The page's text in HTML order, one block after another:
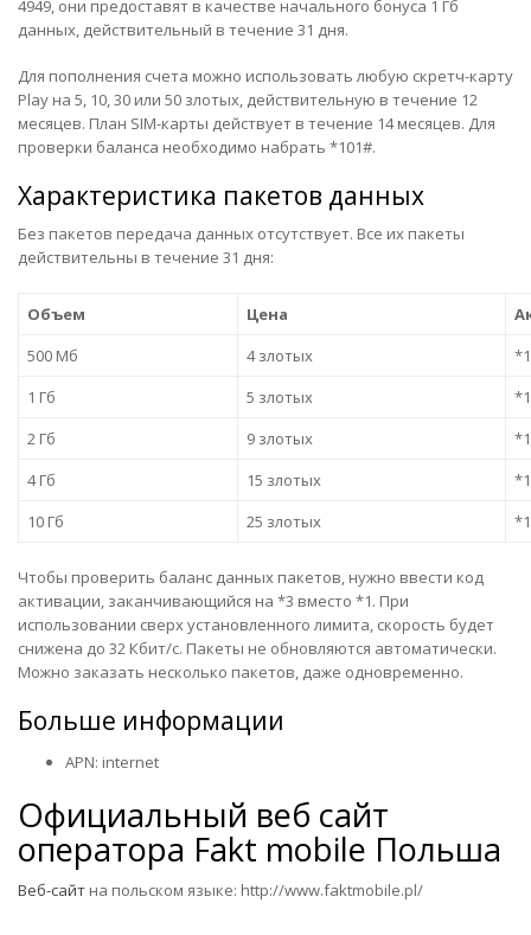
4949, они предоставят в качестве начального бонуса 1 Гб
данных, действительный в течение 31 дня.
Для пополнения счета можно использовать любую скретч-карту
Play на 5, 10, 30 или 50 злотых, действительную в течение 12
месяцев. План SIM-карты действует в течение 14 месяцев. Для
проверки баланса необходимо набрать *101#.
Характеристика пакетов данных
Без пакетов передача данных отсутствует. Все их пакеты
действительны в течение 31 дня:
Объем Цена
500 Мб
4 злотых
1 Гб
5 злотых
2 Гб
9 злотых
4 Гб
15 злотых
10 Гб
25 злотых
Чтобы проверить баланс данных пакетов, нужно ввести код
активации, заканчивающийся на *3 вместо *1. При
использовании сверх установленного лимита, скорость будет
снижена до 32 Кбит/с. Пакеты не обновляются автоматически.
Можно заказать несколько пакетов, даже одновременно.
Больше информации
APN: internet
Официальный веб сайт
оператора Fakt mobile Польша
Веб-сайт на польском языке: http://www.faktmobile.pl/